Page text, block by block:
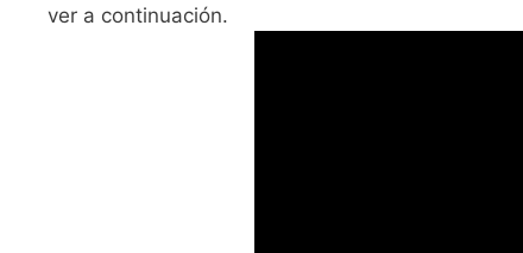
ver a continuación.